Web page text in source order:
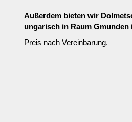
Außerdem bieten wir
ungarisch in Raum Gmunden
Preis nach Vereinbarung.